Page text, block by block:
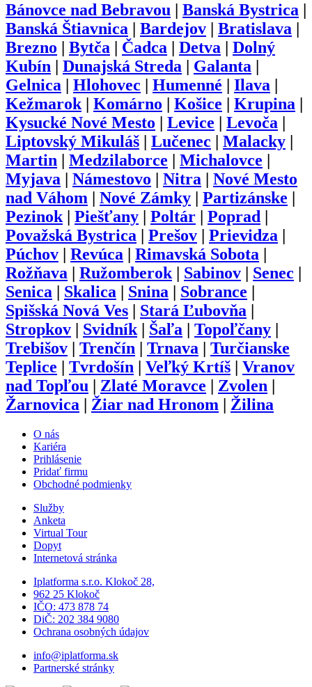
Bánovce nad Bebravou Banská Bystrica
Banská Štiavnica
Bardejov Bratislava
Brezno
Bytča Čadca Detva
Dolný
Kubín
Dunajská Streda Galanta
Gelnica
Hlohovec Humenné Ilava
Kežmarok| Komárno Košice Krupina
Kysucké Nové Mesto
Levice Levoča
Liptovský Mikuláš
Lučenec Malacky
Martin
Medzilaborce Michalovce
Myjava
Námestovo Nitra
Nové Mesto
nad Váhom
Nové Zámky Partizánske
Pezinok| Piešťany Poltár Poprad
Považská Bystrica
Prešov Prievidza
Púchov
Revúca Rimavská Sobota
Rožňava
Ružomberok| Sabinov Senec
Senica
Skalica Snina Sobrance
Spišská Nová Ves
Stará Ľubovňa
Stropkov
Svidník| Šaľa Topoľčany
Trebišov
Trenčín Trnava
Turčianske
Teplice
Tvrdošín Veľký Krtíš
Vranov
nad Topľou
Zlaté Moravce Zvolen
Žarnovica
Žiar nad Hronom Žilina
O nás
Kariéra
Prihlásenie
Pridať firmu
Obchodné podmienky
Služby
Anketa
Virtual Tour
Dopyt
Internetová stránka
Iplatforma s.r.o. Klokoč 28,
962 25 Klokoč
IČO: 473 878 74
DiČ: 202 384 9080
Ochrana osobných údajov
info@iplatforma.sk
Partnerské stránky